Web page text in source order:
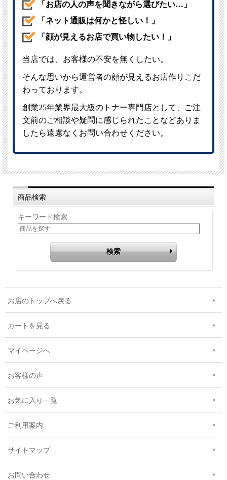
商品検索
キーワード検索
お店のトップへ戻る
カートを見る
マイページへ
お客様の声
お気に入り一覧
ご利用案内
サイトマップ
お問い合わせ